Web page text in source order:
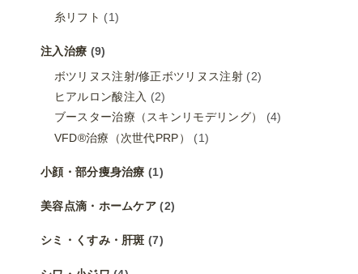
糸リフト (1)
注入治療 (9)
ボツリヌス注射/修正ボツリヌス注射(2)
ヒアルロン酸注入 (2)
ブースター治療（スキンリモデリング）
(4)
VFD®治療（次世代PRP）
(1)
小顔・部分痩身治療 (1)
美容点滴・ホームケア (2)
シミ・くすみ・肝斑 (7)